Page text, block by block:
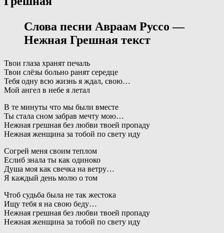
Слова песни Авраам Руссо —
Нежная Грешная текст
Твои глаза хранят печаль
Твои слёзы больно ранят середце
Тебя одну всю жизнь я ждал, свою…
Мой ангел в небе я летал
В те минуты что мы были вместе
Ты стала сном забрав мечту мою…
Нежная грешная без любви твоей пропаду
Нежная женщина за тобой по свету иду
Согрей меня своим теплом
Еслиб знала ты как одиноко
Душа моя как свечка на ветру…
Я каждый день молю о том
Чтоб судьба была не так жестока
Ищу тебя я на свою беду…
Нежная грешная без любви твоей пропаду
Нежная женщина за тобой по свету иду